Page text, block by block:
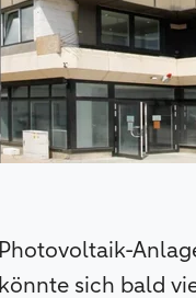
Photovoltaik-
könnte sich bald